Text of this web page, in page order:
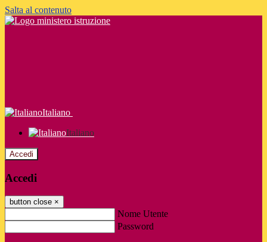
Salta al contenuto
Italiano
Italiano
Accedi
Accedi
button close ×
Nome Utente
Password